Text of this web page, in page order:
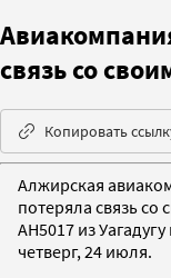
связь со
Копировать
Алжирская
потеряла связь
AH5017 из
четверг, 24 июля.